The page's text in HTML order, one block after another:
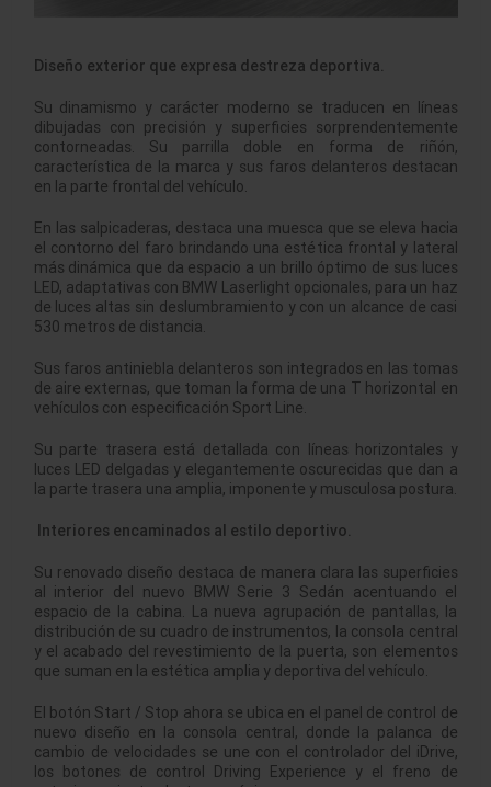
Diseño exterior que expresa destreza deportiva.
Su dinamismo y carácter moderno se traducen en líneas
dibujadas con precisión y superficies sorprendentemente
contorneadas. Su parrilla doble en forma de riñón,
característica de la marca y sus faros delanteros destacan
en la parte frontal del vehículo.
En las salpicaderas, destaca una muesca que se eleva hacia
el contorno del faro brindando una estética frontal y lateral
más dinámica que da espacio a un brillo óptimo de sus luces
LED, adaptativas con BMW Laserlight opcionales, para un haz
de luces altas sin deslumbramiento y con un alcance de casi
530 metros de distancia.
Sus faros antiniebla delanteros son integrados en las tomas
de aire externas, que toman la forma de una T horizontal en
vehículos con especificación Sport Line.
Su parte trasera está detallada con líneas horizontales y
luces LED delgadas y elegantemente oscurecidas que dan a
la parte trasera una amplia, imponente y musculosa postura.
Interiores encaminados al estilo deportivo.
Su renovado diseño destaca de manera clara las superficies
al interior del nuevo BMW Serie 3 Sedán acentuando el
espacio de la cabina. La nueva agrupación de pantallas, la
distribución de su cuadro de instrumentos, la consola central
y el acabado del revestimiento de la puerta, son elementos
que suman en la estética amplia y deportiva del vehículo.
El botón Start / Stop ahora se ubica en el panel de control de
nuevo diseño en la consola central, donde la palanca de
cambio de velocidades se une con el controlador del iDrive,
los botones de control Driving Experience y el freno de